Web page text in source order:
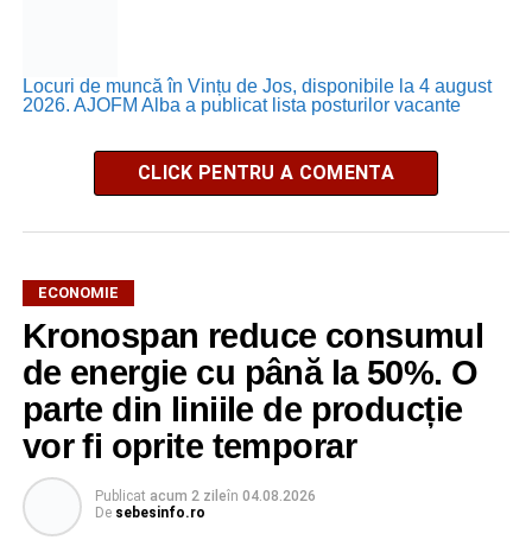
Locuri de muncă în Vințu de Jos, disponibile la 4 august
2026. AJOFM Alba a publicat lista posturilor vacante
CLICK PENTRU A COMENTA
ECONOMIE
Kronospan reduce consumul
de energie cu până la 50%. O
parte din liniile de producție
vor fi oprite temporar
Publicat acum 2 zileîn 04.08.2026
De sebesinfo.ro